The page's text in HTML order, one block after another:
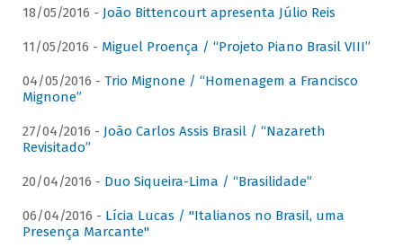
18/05/2016 - João Bittencourt apresenta Júlio Reis
11/05/2016 - Miguel Proença / “Projeto Piano Brasil VIII”
04/05/2016 - Trio Mignone / “Homenagem a Francisco
Mignone”
27/04/2016 - João Carlos Assis Brasil / “Nazareth
Revisitado”
20/04/2016 - Duo Siqueira-Lima / “Brasilidade”
06/04/2016 - Lícia Lucas / "Italianos no Brasil, uma
Presença Marcante"